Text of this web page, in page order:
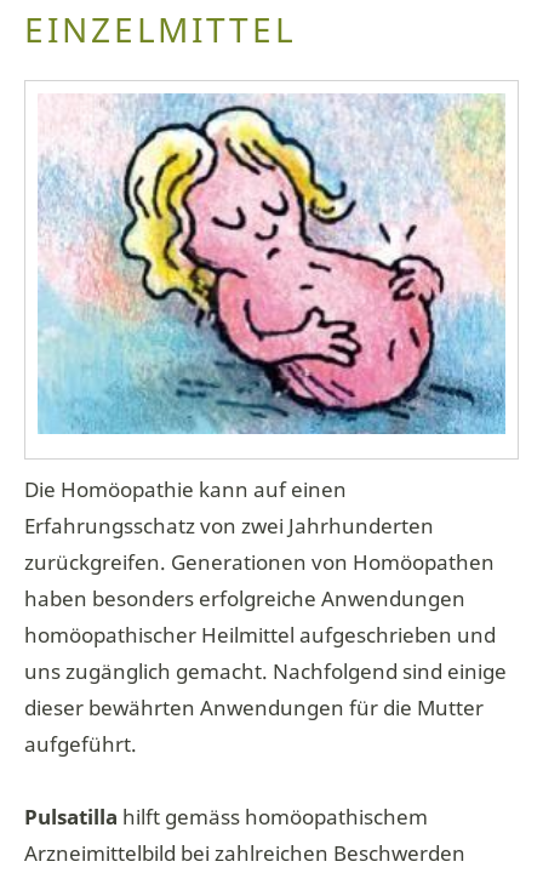
EINZELMITTEL
Die Homöopathie kann auf einen
Erfahrungsschatz von zwei Jahrhunderten
zurückgreifen. Generationen von Homöopathen
haben besonders erfolgreiche Anwendungen
homöopathischer Heilmittel aufgeschrieben und
uns zugänglich gemacht. Nachfolgend sind einige
dieser bewährten Anwendungen für die Mutter
aufgeführt.
Pulsatilla hilft gemäss homöopathischem
Arzneimittelbild bei zahlreichen Beschwerden